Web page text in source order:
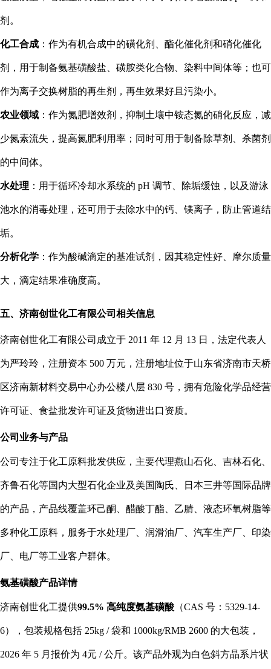
剂。
化工合成 ：作为有机合成中的磺化剂、酯化催化剂和硝化催化
剂，用于制备氨基磺酸盐、磺胺类化合物、染料中间体等；也可
作为离子交换树脂的再生剂，再生效果好且污染小。
农业领域 ：作为氮肥增效剂，抑制土壤中铵态氮的硝化反应，减
少氮素流失，提高氮肥利用率；同时可用于制备除草剂、杀菌剂
的中间体。
水处理 ：用于循环冷却水系统的 pH 调节、除垢缓蚀，以及游泳
池水的消毒处理，还可用于去除水中的钙、镁离子，防止管道结
垢。
分析化学 ：作为酸碱滴定的基准试剂，因其稳定性好、摩尔质量
大，滴定结果准确度高。
五、济南创世化工有限公司相关信息
济南创世化工有限公司成立于 2011 年 12 月 13 日，法定代表人
为严玲玲，注册资本 500 万元，注册地址位于山东省济南市天桥
区济南新材料交易中心办公楼八层 830 号，拥有危险化学品经营
许可证、食盐批发许可证及货物进出口资质。
公司业务与产品
公司专注于化工原料批发供应，主要代理燕山石化、吉林石化、
齐鲁石化等国内大型石化企业及美国陶氏、日本三井等国际品牌
的产品，产品线覆盖环己酮、醋酸丁酯、乙腈、液态环氧树脂等
多种化工原料，服务于水处理厂、润滑油厂、汽车生产厂、印染
厂、电厂等工业客户群体。
氨基磺酸产品详情
济南创世化工提供99.5% 高纯度氨基磺酸 （CAS 号：5329-14-
6），包装规格包括 25kg / 袋和 1000kg/RMB 2600 的大包装，
2026 年 5 月报价为 4元 / 公斤。该产品外观为白色斜方晶系片状